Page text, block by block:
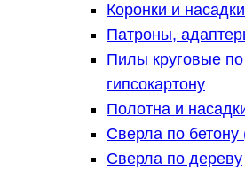
Коронки и
Патроны,
Пилы круговые
гипсокартону
Полотна и
Сверла по
Сверла по дереву